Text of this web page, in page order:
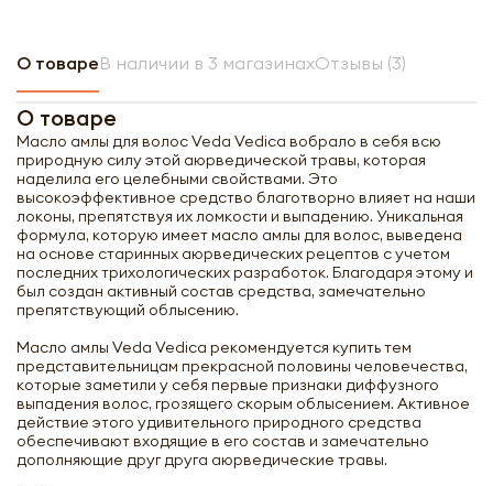
О товареВ наличии в 3 магазинахОтзывы (3)
О товаре
Масло амлы для волос Veda Vedica вобрало в себя всю
природную силу этой аюрведической травы, которая
наделила его целебными свойствами. Это
высокоэффективное средство благотворно влияет на наши
локоны, препятствуя их ломкости и выпадению. Уникальная
формула, которую имеет масло амлы для волос, выведена
на основе старинных аюрведических рецептов с учетом
последних трихологических разработок. Благодаря этому и
был создан активный состав средства, замечательно
препятствующий облысению.
Масло амлы Veda Vedica рекомендуется купить тем
представительницам прекрасной половины человечества,
которые заметили у себя первые признаки диффузного
выпадения волос, грозящего скорым облысением. Активное
действие этого удивительного природного средства
обеспечивают входящие в его состав и замечательно
дополняющие друг друга аюрведические травы.